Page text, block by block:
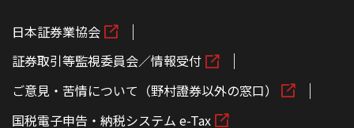
日本証券業協会
証券取引等監視委員会／情報受付
ご意見・苦情について（野村證券以外の窓口）
国税電子申告・納税システム e-Tax